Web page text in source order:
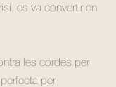
es va convertir en
les cordes per
per